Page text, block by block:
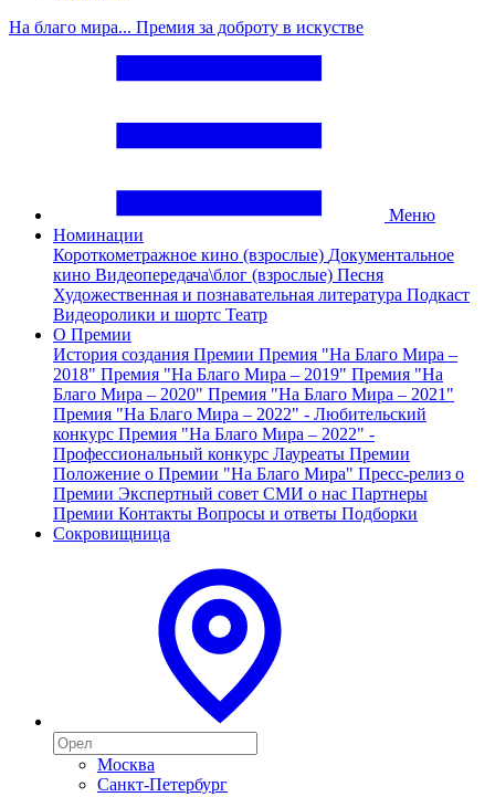
На благо мира... Премия за доброту в искустве
Меню
Номинации
Короткометражное кино (взрослые) Документальное
кино Видеопередача\блог (взрослые) Песня
Художественная и познавательная литература Подкаст
Видеоролики и шортс Театр
О Премии
История создания Премии Премия "На Благо Мира –
2018" Премия "На Благо Мира – 2019" Премия "На
Благо Мира – 2020" Премия "На Благо Мира – 2021"
Премия "На Благо Мира – 2022" - Любительский
конкурс Премия "На Благо Мира – 2022" -
Профессиональный конкурс Лауреаты Премии
Положение о Премии "На Благо Мира" Пресс-релиз о
Премии Экспертный совет СМИ о нас Партнеры
Премии Контакты Вопросы и ответы Подборки
Сокровищница
Москва
Санкт-Петербург